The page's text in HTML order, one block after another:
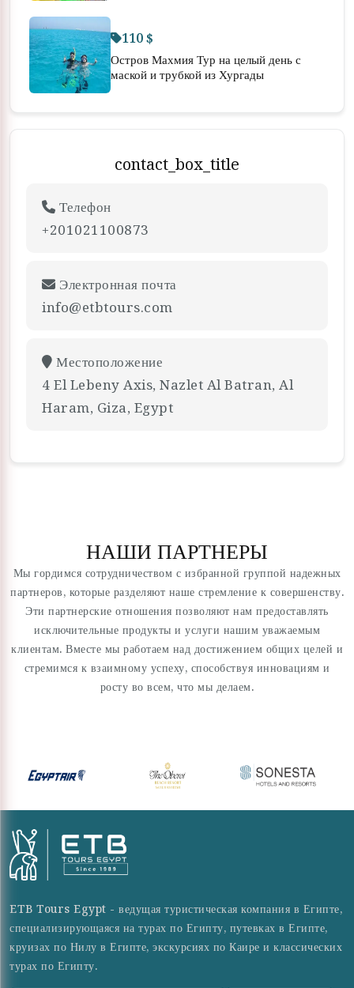
110 $
Остров Махмия Тур на целый день с
маской и трубкой из Хургады
contact_box_title
Телефон
+201021100873
Электронная почта
info@etbtours.com
Местоположение
4 El Lebeny Axis, Nazlet Al Batran, Al
Haram, Giza, Egypt
НАШИ ПАРТНЕРЫ
Мы гордимся сотрудничеством с избранной группой надежных
партнеров, которые разделяют наше стремление к совершенству.
Эти партнерские отношения позволяют нам предоставлять
исключительные продукты и услуги нашим уважаемым
клиентам. Вместе мы работаем над достижением общих целей и
стремимся к взаимному успеху, способствуя инновациям и
росту во всем, что мы делаем.
ETB Tours Egypt - ведущая туристическая компания в Египте,
специализирующаяся на турах по Египту, путевках в Египте,
круизах по Нилу в Египте, экскурсиях по Каире и классических
турах по Египту.